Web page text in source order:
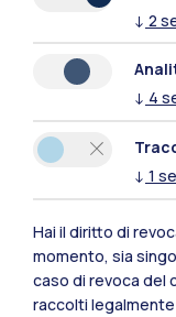
Naviga il sito
Contattaci
↓ 2
↓ 4
↓ 1
Hai il diritto di
momento, sia
caso di revoca del
raccolti